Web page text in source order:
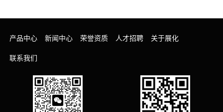
产品中心 新闻中心 荣誉资质 人才招聘 关于展化
联系我们